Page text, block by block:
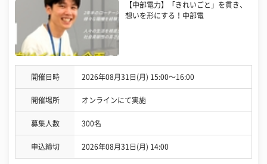
【中部電力】「きれいごと」を貫き、
想いを形にする！中部電
開催日時 2026年08月31日(月) 15:00〜16:00
開催場所 オンラインにて実施
募集人数 300名
申込締切 2026年08月31日(月) 14:00